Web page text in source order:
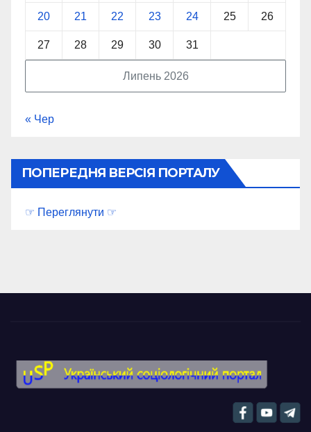
Липень 2026
20 21 22 23 24 25 26
27 28 29 30 31
« Чер
ПОПЕРЕДНЯ ВЕРСІЯ ПОРТАЛУ
☞ Переглянути ☞